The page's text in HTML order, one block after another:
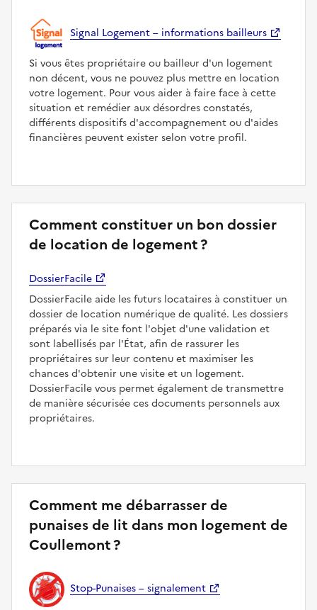
Signal Logement – informations bailleurs
Si vous êtes propriétaire ou bailleur d'un logement
non décent, vous ne pouvez plus mettre en location
votre logement. Pour vous aider à faire face à cette
situation et remédier aux désordres constatés,
différents dispositifs d'accompagnement ou d'aides
financières peuvent exister selon votre profil.
Comment constituer un bon dossier
de location de logement ?
DossierFacile
DossierFacile aide les futurs locataires à constituer un
dossier de location numérique de qualité. Les dossiers
préparés via le site font l'objet d'une validation et
sont labellisés par l'État, afin de rassurer les
propriétaires sur leur contenu et maximiser les
chances d'obtenir une visite et un logement.
DossierFacile vous permet également de transmettre
de manière sécurisée ces documents personnels aux
propriétaires.
Comment me débarrasser de
punaises de lit dans mon logement de
Coullemont ?
Stop-Punaises – signalement